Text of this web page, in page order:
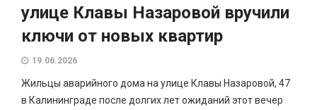
улице Клавы Назаровой вручили
ключи от новых квартир
19.06.2026
Жильцы аварийного дома на улице Клавы Назаровой, 47
в Калининграде после долгих лет ожиданий этот вечер